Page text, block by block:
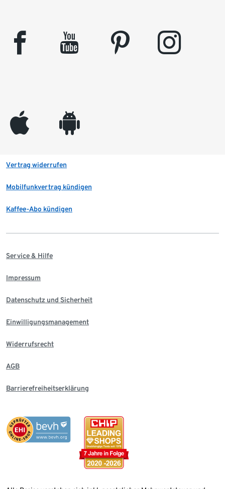
facebook youtube pinterest instagram
appleinc android
Vertrag widerrufen
Mobilfunkvertrag kündigen
Kaffee-Abo kündigen
Service & Hilfe
Impressum
Datenschutz und Sicherheit
Einwilligungsmanagement
Widerrufsrecht
AGB
Barrierefreiheitserklärung